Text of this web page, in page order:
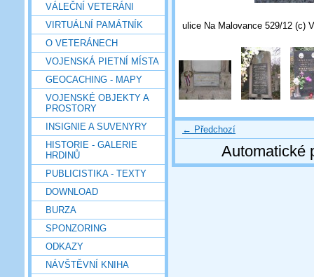
VÁLEČNÍ VETERÁNI
VIRTUÁLNÍ PAMÁTNÍK
O VETERÁNECH
VOJENSKÁ PIETNÍ MÍSTA
GEOCACHING - MAPY
VOJENSKÉ OBJEKTY A
PROSTORY
INSIGNIE A SUVENYRY
HISTORIE - GALERIE
HRDINŮ
PUBLICISTIKA - TEXTY
DOWNLOAD
BURZA
SPONZORING
ODKAZY
NÁVŠTĚVNÍ KNIHA
ulice Na Malovance 529/12 (c)
← Předchozí
Automatické